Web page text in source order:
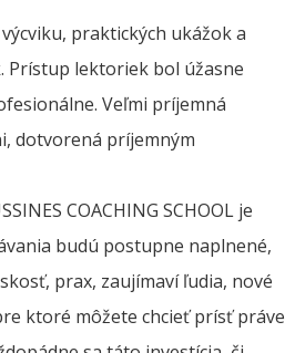
praktických ukážok a
lektoriek bol úžasne
Veľmi príjemná
dotvorená príjemným
COACHING SCHOOL je
budú postupne naplnené,
prax, zaujímaví ľudia, nové
ktoré môžete chcieť prísť práve